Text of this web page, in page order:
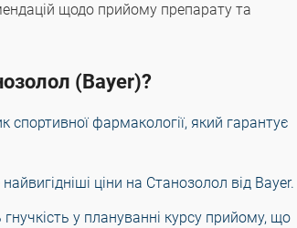
щодо прийому препарату та
(Bayer)?
спортивної фармакології, який гарантує
ціни на Станозолол від Bayer.
у плануванні курсу прийому, що